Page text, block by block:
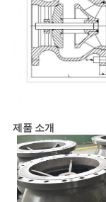
제품 소개